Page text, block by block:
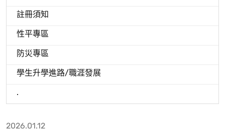
註冊須知
性平專區
防災專區
學生升學進路/職涯發展
.
2026.01.12